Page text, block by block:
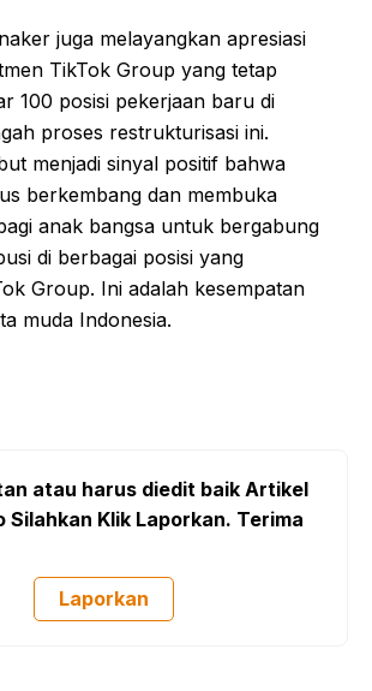
juga melayangkan apresiasi
TikTok Group yang tetap
100 posisi pekerjaan baru di
proses restrukturisasi ini.
menjadi sinyal positif bahwa
berkembang dan membuka
anak bangsa untuk bergabung
di berbagai posisi yang
Group. Ini adalah kesempatan
muda Indonesia.
atau harus diedit baik Artikel
Silahkan Klik Laporkan. Terima
Laporkan